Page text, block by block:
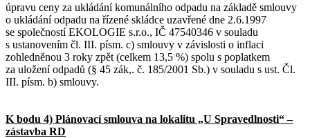
úpravu ceny za ukládání komunálního odpadu na základě smlouvy
o ukládání odpadu na řízené skládce uzavřené dne 2.6.1997
se společností EKOLOGIE s.r.o., IČ 47540346 v souladu
s ustanovením čl. III. písm. c) smlouvy v závislosti o inflaci
zohledněnou 3 roky zpět (celkem 13,5 %) spolu s poplatkem
za uložení odpadů (§ 45 zák,. č. 185/2001 Sb.) v souladu s ust. Čl.
III. písm. b) smlouvy.
K bodu 4) Plánovací smlouva na lokalitu „U Spravedlnosti“ –
zástavba RD